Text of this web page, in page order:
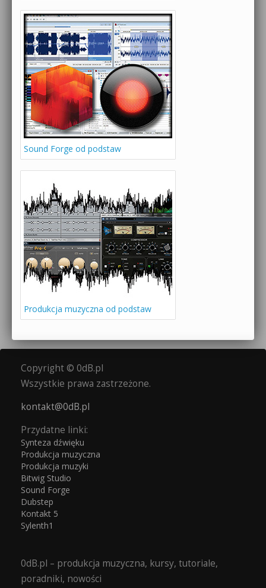
Sound Forge od podstaw
Produkcja muzyczna od podstaw
Copyright © 0dB.pl
Wszystkie prawa zastrzeżone.
kontakt@0dB.pl
Przydatne linki:
Synteza dźwięku
Produkcja muzyczna
Produkcja muzyki
Bitwig Studio
Sound Forge
Dubstep
Kontakt 5
Sylenth1
0dB.pl – produkcja muzyczna, kursy, tutoriale,
poradniki, nowości